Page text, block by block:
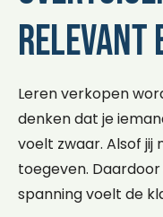
relevant
Leren verkopen
denken dat je
voelt zwaar. Alsof
toegeven.
spanning voelt de